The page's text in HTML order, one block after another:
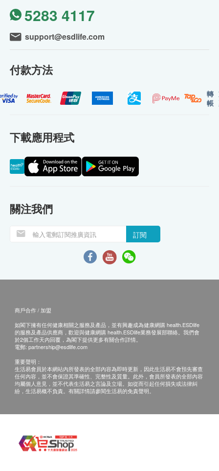
5283 4117
support@esdlife.com
付款方法
轉
帳
下載應用程式
關注我們
訂閱
商戶合作 / 加盟
如閣下擁有任何健康相關之服務及產品，並有興趣成為健康網購 health.ESDlife
的服務及產品供應商，歡迎與健康網購 health.ESDlife業務發展部聯絡。我們會
於2個工作天內回覆，為閣下提供更多有關合作詳情。
電郵: partnership@esdlife.com
重要聲明：
生活易會員於本網站內所發表的全部內容為即時更新，因此生活易不會預先審查
任何內容，並不會保證其準確性、完整性及質量。此外，會員所發表的全部內容
均屬個人意見，並不代表生活易之言論及立場。如從而引起任何損失或法律糾
紛，生活易概不負責。有關詳情請參閱生活易的免責聲明。